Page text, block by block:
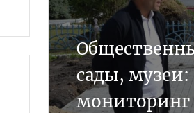
сады, музеи:
мониторинг